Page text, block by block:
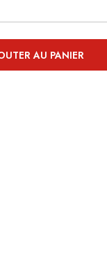
AU PANIER